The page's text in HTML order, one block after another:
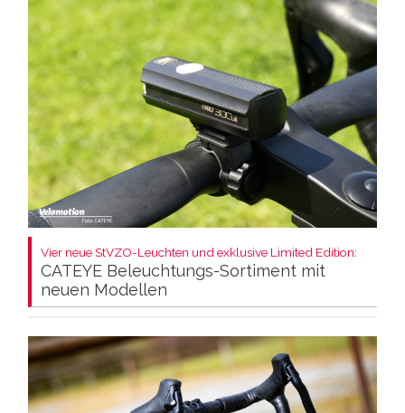
Vier neue StVZO-Leuchten und exklusive Limited Edition:
CATEYE Beleuchtungs-Sortiment mit
neuen Modellen